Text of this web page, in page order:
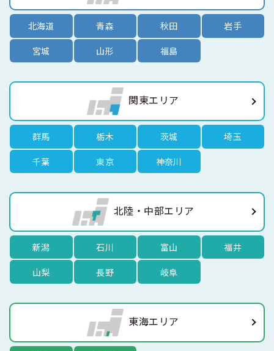
北海道 青森 秋田 岩手
宮城 山形 福島
関東エリア
群馬 栃木 茨城 埼玉
千葉 東京 神奈川
北陸・中部エリア
新潟 石川 富山 福井
山梨 長野 岐阜
東海エリア